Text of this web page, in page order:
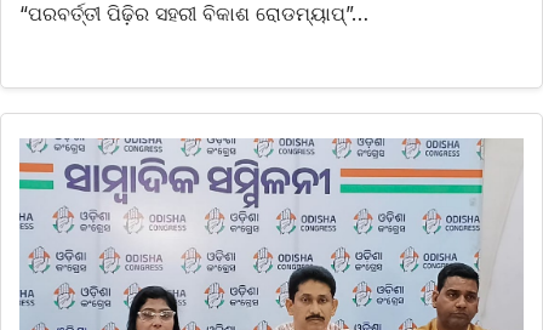
“ପରବର୍ତ୍ତୀ ପିଢ଼ିର ସହରୀ ବିକାଶ ରୋଡମ୍ୟାପ୍”…